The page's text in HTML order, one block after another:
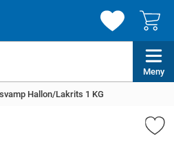
Meny
Hallon/Lakrits 1 KG